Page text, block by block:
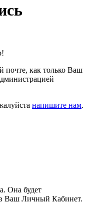
почте, как только Ваш
напишите нам.
Она будет
Ваш Личный Кабинет.